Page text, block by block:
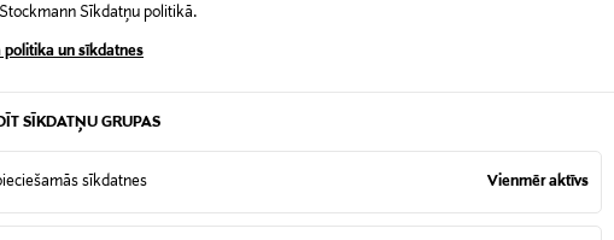
Sīkdatņu politikā.
politika un sīkdatnes
SĪKDATŅU GRUPAS
sīkdatnes Vienmēr aktīvs